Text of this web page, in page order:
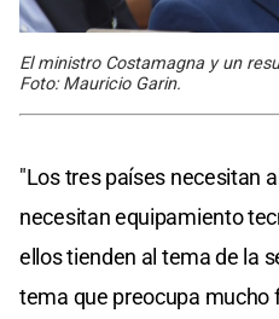
El ministro Costamagna y un
Foto: Mauricio Garin.
"Los tres países necesitan
necesitan equipamiento
ellos tienden al tema de la
tema que preocupa